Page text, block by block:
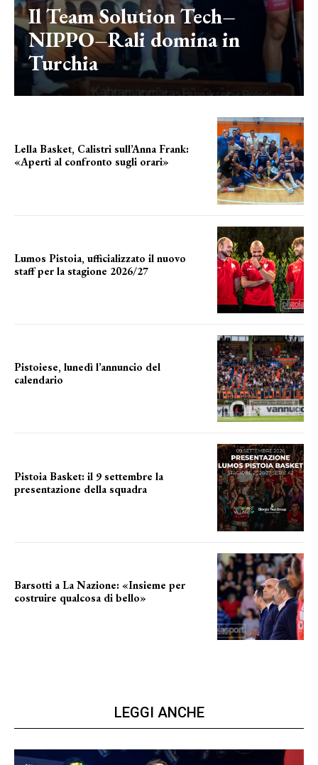
Il Team Solution Tech–
NIPPO–Rali domina in
Turchia
Lella Basket, Calistri sull’Anna Frank:
«Aperti al confronto sugli orari»
Lumos Pistoia, ufficializzato il nuovo
staff per la stagione 2026/27
Pistoiese, lunedì l’annuncio del
calendario
Pistoia Basket: il 9 settembre la
presentazione della squadra
Barsotti a La Nazione: «Insieme per
costruire qualcosa di bello»
LEGGI ANCHE